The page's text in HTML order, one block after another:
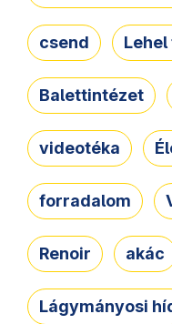
csend Lehel
Balettintézet
videotéka
forradalom
Renoir akác
Lágymányosi